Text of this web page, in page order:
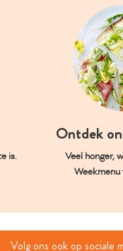
is.
Ontdek
Veel honger,
Volg ons ook op sociale